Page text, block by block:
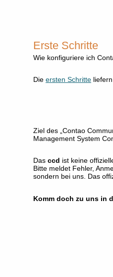
Erste Schritte
Wie konfiguriere ich
Die ersten Schritte
Ziel des „Contao
Management System
Das ccd ist keine
Bitte meldet Fehler,
sondern bei uns. Das
Komm doch zu uns in